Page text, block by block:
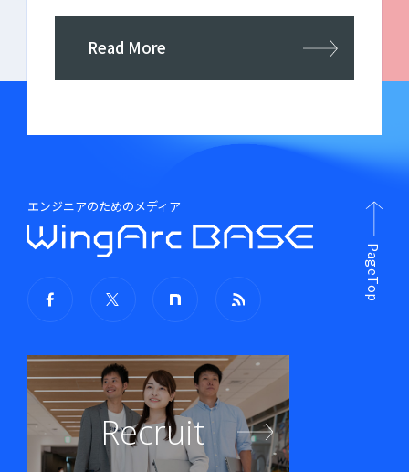
Read More
エンジニアのためのメディア
Recruit
PageTop